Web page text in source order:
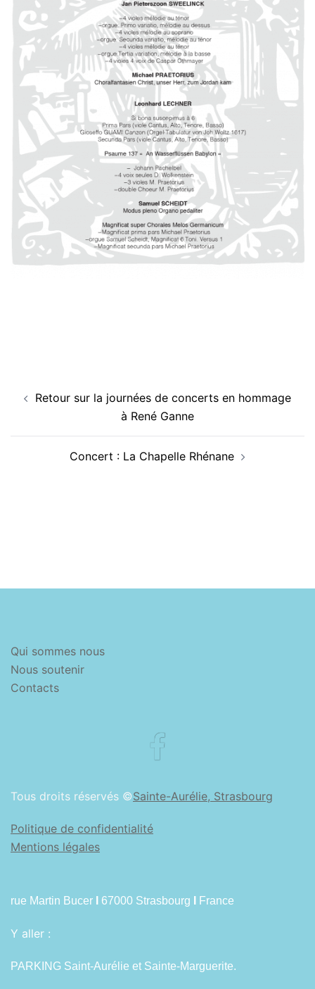
d’article
Retour sur la journées de concerts en hommage
à René Ganne
Concert : La Chapelle Rhénane
Qui sommes nous
Nous soutenir
Contacts
Tous droits réservés ©Sainte-Aurélie, Strasbourg
Politique de confidentialité
Mentions légales
rue Martin Bucer 67000 Strasbourg France
Y aller :
PARKING Saint-Aurélie et Sainte-Marguerite.